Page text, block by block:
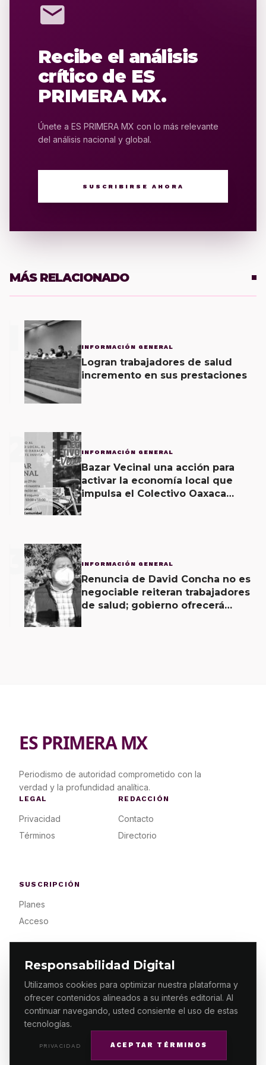
Responsabilidad Digital
Utilizamos cookies para optimizar nuestra plataforma y
ofrecer contenidos alineados a su interés editorial. Al
continuar navegando, usted consiente el uso de estas
tecnologías.
PRIVACIDAD ACEPTAR TÉRMINOS
mail
Recibe el análisis
crítico de ES
PRIMERA MX.
Únete a ES PRIMERA MX con lo más relevante
del análisis nacional y global.
SUSCRIBIRSE AHORA
MÁS RELACIONADO
INFORMACIÓN GENERAL
Logran trabajadores de salud
incremento en sus prestaciones
2 INFORMACIÓN GENERAL
Bazar Vecinal una acción para
activar la economía local que
impulsa el Colectivo Oaxaca
3 INFORMACIÓN GENERAL
Renuncia de David Concha no es
negociable reiteran trabajadores
de salud; gobierno ofrecerá
ES PRIMERA MX
Periodismo de autoridad comprometido con la
verdad y la profundidad analítica.
LEGAL
Privacidad
Términos
REDACCIÓN
Contacto
Directorio
SUSCRIPCIÓN
Planes
Acceso
© 2026 ES PRIMERA MX. ALGUNOS DERECHOS
RESERVADOS / DESIGNMAKING.MX